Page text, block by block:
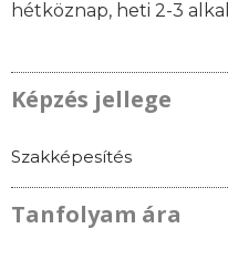
hétköznap, heti 2-3
Képzés jellege
Szakképesítés
Tanfolyam ára